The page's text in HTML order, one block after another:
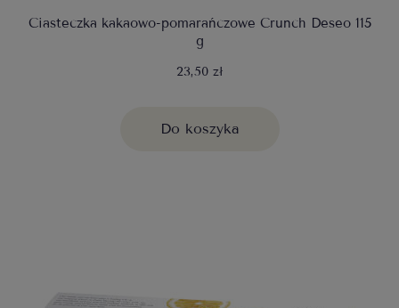
Ciasteczka kakaowo-pomarańczowe Crunch Deseo 115
g
23,50 zł
Do koszyka